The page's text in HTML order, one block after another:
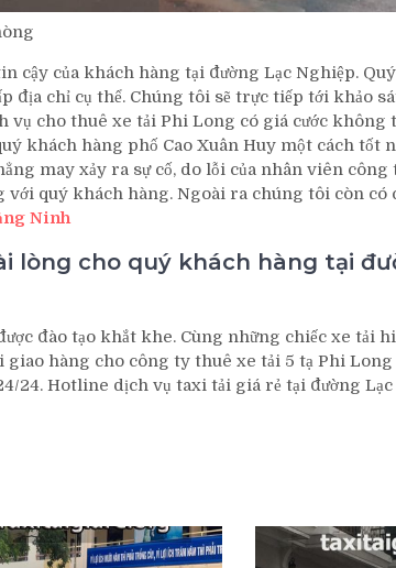
cậy của khách hàng tại đường Lạc Nghiệp.
địa chỉ cụ thể. Chúng tôi sẽ trực tiếp tới khảo
vụ cho thuê xe tải Phi Long có giá cước không
khách hàng phố Cao Xuân Huy một cách tốt
may xảy ra sự cố, do lỗi của nhân viên
quý khách hàng. Ngoài ra chúng tôi còn có
Ninh
lòng cho quý khách hàng tại
đào tạo khắt khe. Cùng những chiếc xe tải
hàng cho công ty thuê xe tải 5 tạ Phi
24. Hotline dịch vụ taxi tải giá rẻ tại đường